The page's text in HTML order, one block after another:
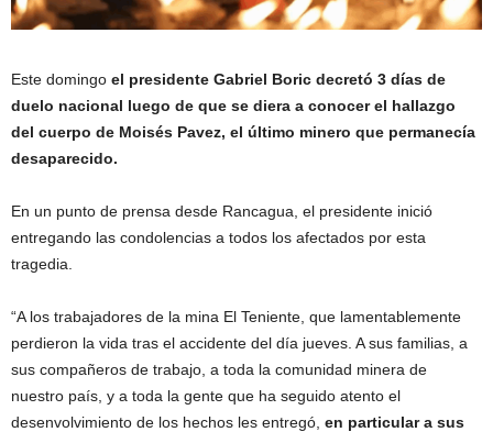
Este domingo el presidente Gabriel Boric decretó 3 días de
duelo nacional luego de que se diera a conocer el hallazgo
del cuerpo de Moisés Pavez, el último minero que permanecía
desaparecido.
En un punto de prensa desde Rancagua, el presidente inició
entregando las condolencias a todos los afectados por esta
tragedia.
“A los trabajadores de la mina El Teniente, que lamentablemente
perdieron la vida tras el accidente del día jueves. A sus familias, a
sus compañeros de trabajo, a toda la comunidad minera de
nuestro país, y a toda la gente que ha seguido atento el
desenvolvimiento de los hechos les entregó, en particular a sus